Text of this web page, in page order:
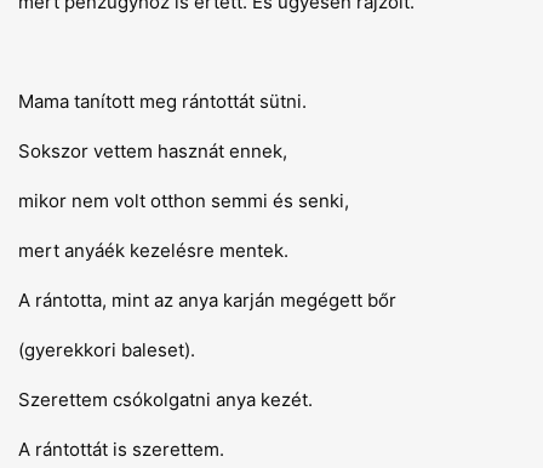
Mama tanított meg rántottát sütni.
Sokszor vettem hasznát ennek,
mikor nem volt otthon semmi és senki,
mert anyáék kezelésre mentek.
A rántotta, mint az anya karján megégett bőr
(gyerekkori baleset).
Szerettem csókolgatni anya kezét.
A rántottát is szerettem.